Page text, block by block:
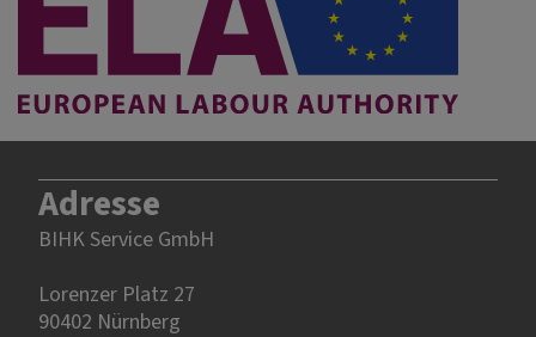
Adresse
BIHK Service GmbH
Lorenzer Platz 27
90402 Nürnberg‎‎